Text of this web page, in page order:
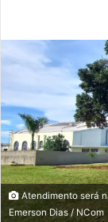
Atendimento será
Emerson Dias / NCom